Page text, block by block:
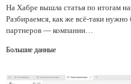
На Хабре вышла статья по итогам
Разбираемся, как же всё-таки
партнеров — компании…
Большие данные